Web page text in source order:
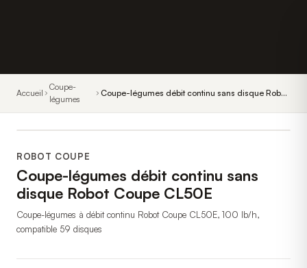
Accueil
Coupe-
légumes
Coupe-légumes débit continu sans disque Robot
ROBOT COUPE
Coupe-légumes débit continu sans
disque Robot Coupe CL50E
Coupe-légumes à débit continu Robot Coupe CL50E, 100 lb/h,
compatible 59 disques